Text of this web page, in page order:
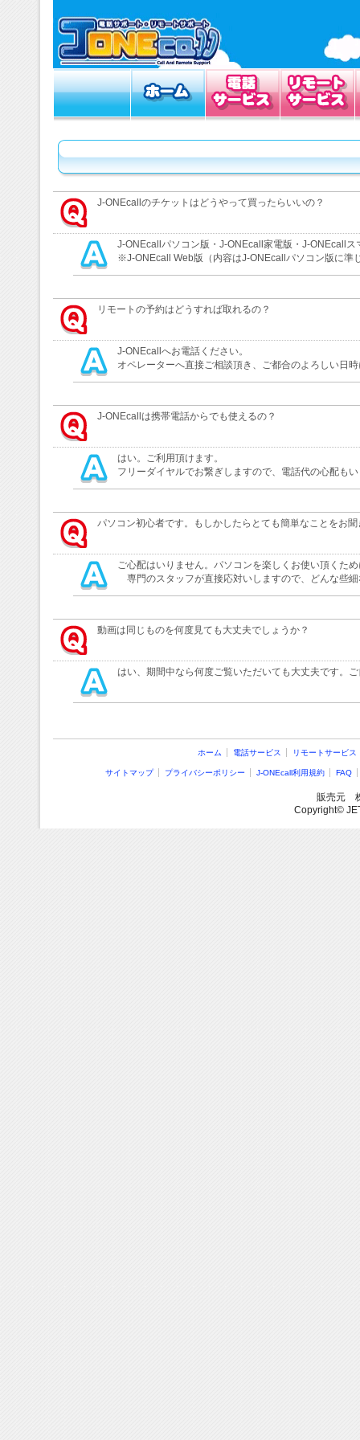
J-ONEcallのチケットはどうやって買ったらいいの？
J-ONEcallパソコン版・J-ONEcall家電版・J-ONEcall
※J-ONEcall Web版（内容はJ-ONEcallパソコン版に準
リモートの予約はどうすれば取れるの？
J-ONEcallへお電話ください。
オペレーターへ直接ご相談頂き、ご都合のよろしい日
J-ONEcallは携帯電話からでも使えるの？
はい。ご利用頂けます。
フリーダイヤルでお繋ぎしますので、電話代の心配も
パソコン初心者です。もしかしたらとても簡単なことをお
ご心配はいりません。パソコンを楽しくお使い頂くた
専門のスタッフが直接応対いしますので、どんな些
動画は同じものを何度見ても大丈夫でしょうか？
はい、期間中なら何度ご覧いただいても大丈夫です。
ホーム 電話サービス リモートサービス
サイトマップ プライバシーポリシー J-ONEcall利用規約 FAQ
販売元
Copyright©